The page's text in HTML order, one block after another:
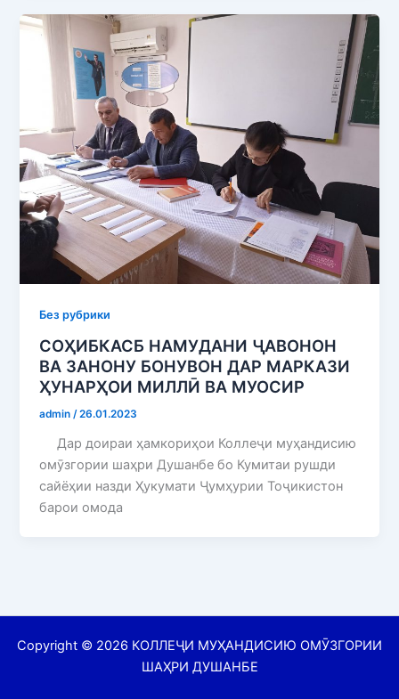
Без рубрики
СОҲИБКАСБ НАМУДАНИ ҶАВОНОН
ВА ЗАНОНУ БОНУВОН ДАР МАРКАЗИ
ҲУНАРҲОИ МИЛЛӢ ВА МУОСИР
admin /26.01.2023
Дар доираи ҳамкориҳои Коллеҷи муҳандисию
омӯзгории шаҳри Душанбе бо Кумитаи рушди
сайёҳии назди Ҳукумати Ҷумҳурии Тоҷикистон
барои омода
Copyright © 2026 КОЛЛЕҶИ МУҲАНДИСИЮ ОМӮЗГОРИИ
ШАҲРИ ДУШАНБЕ